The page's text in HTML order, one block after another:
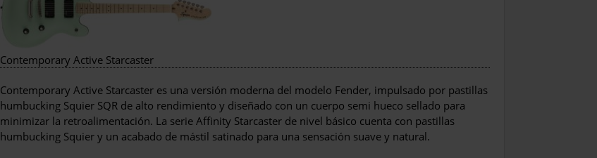
Contemporary Active Starcaster
Contemporary Active Starcaster es una versión moderna del modelo Fender, impulsado por pastillas
humbucking Squier SQR de alto rendimiento y diseñado con un cuerpo semi hueco sellado para
minimizar la retroalimentación. La serie Affinity Starcaster de nivel básico cuenta con pastillas
humbucking Squier y un acabado de mástil satinado para una sensación suave y natural.